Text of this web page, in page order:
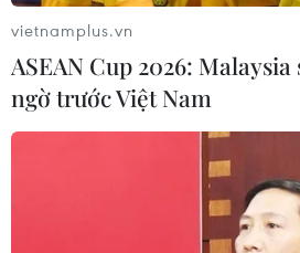
thuộc phần lớn vào đối tác
06/08/2026 06:31
Tây Ninh: Tạo điều kiện hình
doanh nghiệp công nghệ chiến
vietnamplus.vn
ASEAN Cup 2026:
ngờ trước Việt Nam